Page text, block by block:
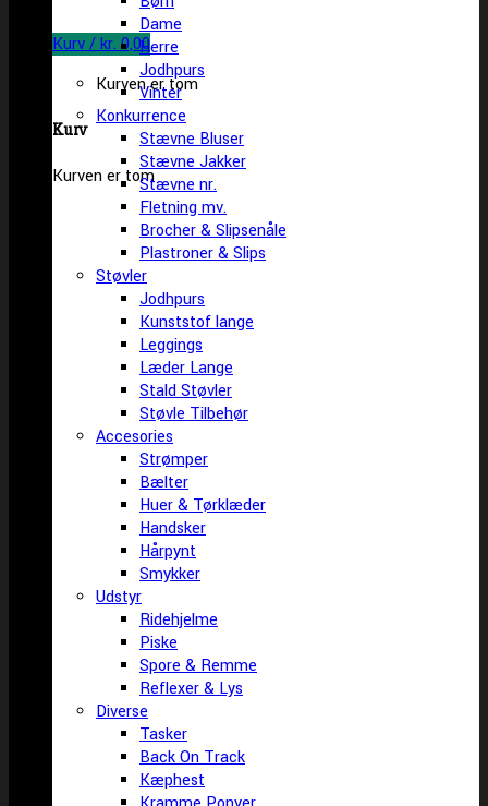
Kurv /kr. 0,00
Kurven er tom
Kurv
Kurven er tom
Dame
Herre
Jodhpurs
Vinter
Konkurrence
Stævne Bluser
Stævne Jakker
Stævne nr.
Fletning mv.
Brocher & Slipsenåle
Plastroner & Slips
Støvler
Jodhpurs
Kunststof lange
Leggings
Læder Lange
Stald Støvler
Støvle Tilbehør
Accesories
Strømper
Bælter
Huer & Tørklæder
Handsker
Hårpynt
Smykker
Udstyr
Ridehjelme
Piske
Spore & Remme
Reflexer & Lys
Diverse
Tasker
Back On Track
Kæphest